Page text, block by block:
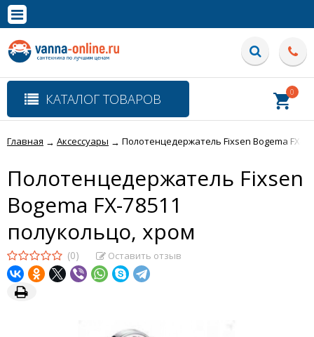
Полная версия сайта
КАТАЛОГ ТОВАРОВ 0
Главная → Аксессуары → Полотенцедержатель Fixsen Bogema FX-
Полотенцедержатель Fixsen
Bogema FX-78511
полукольцо, хром
(0) Оставить отзыв